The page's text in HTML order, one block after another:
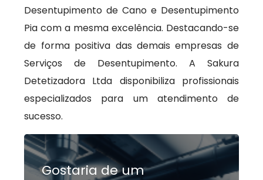
Desentupimento de Cano e Desentupimento
Pia com a mesma excelência. Destacando-se
de forma positiva das demais empresas de
Serviços de Desentupimento. A Sakura
Detetizadora Ltda disponibiliza profissionais
especializados para um atendimento de
sucesso.
Gostaria de um